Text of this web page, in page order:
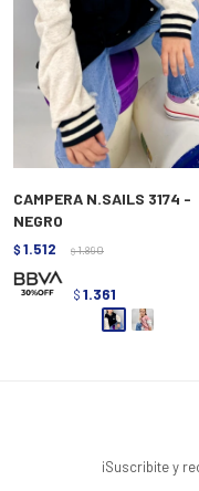
CAMPERA N.SAILS 3174 -
NEGRO
$ 1.512 $ 1.890
$ 1.361
¡Suscribite y